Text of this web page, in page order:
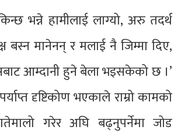
भन्ने हामीलाई लाग्यो, अरु तदर्थ
बस्न मानेनन् र मलाई नै जिम्मा दिए,
आम्दानी हुने बेला भइसकेको छ ।’
दृष्टिकोण भएकाले राम्रो कामको
गरेर अघि बढ्नुपर्नेमा जोड